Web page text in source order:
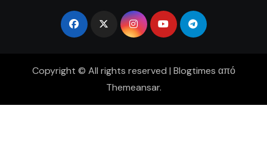
Copyright © All rights reserved | Blogtimes από
Themeansar.